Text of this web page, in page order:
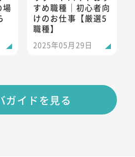
場
すめ職種｜初心者向
けのお仕事【厳選5
職種】
2025年05月29日
ガイドを見る